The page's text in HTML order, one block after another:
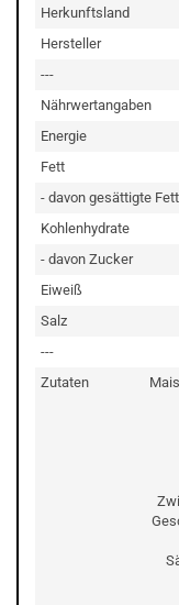
Herkunftsland
Hersteller
---
Nährwertangaben
Energie
Fett
- davon gesättigte
Kohlenhydrate
- davon Zucker
Eiweiß
Salz
---
Zutaten